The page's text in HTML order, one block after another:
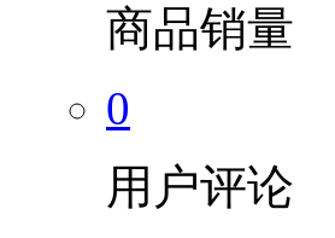
商品销量
0
用户评论